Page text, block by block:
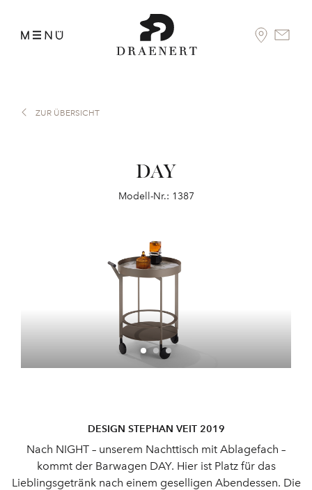
ZUR ÜBERSICHT
DAY
Modell-Nr.: 1387
DESIGN STEPHAN VEIT 2019
Nach NIGHT – unserem Nachttisch mit Ablagefach –
kommt der Barwagen DAY. Hier ist Platz für das
Lieblingsgetränk nach einem geselligen Abendessen. Die